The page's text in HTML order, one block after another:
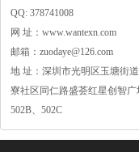
QQ:378741008
网址：www.wantexn.com
邮箱：zuodaye@126.com
地址：深圳市光明区玉塘街
寮社区同仁路盛荟红星创智广
502B、502C